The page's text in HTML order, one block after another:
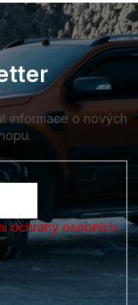
informace o nových
ochrany osobních